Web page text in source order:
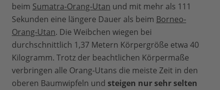
beim Sumatra-Orang-Utan und mit mehr als 111
Sekunden eine längere Dauer als beim Borneo-
Orang-Utan. Die Weibchen wiegen bei
durchschnittlich 1,37 Metern Körpergröße etwa 40
Kilogramm. Trotz der beachtlichen Körpermaße
verbringen alle Orang-Utans die meiste Zeit in den
oberen Baumwipfeln und steigen nur sehr selten